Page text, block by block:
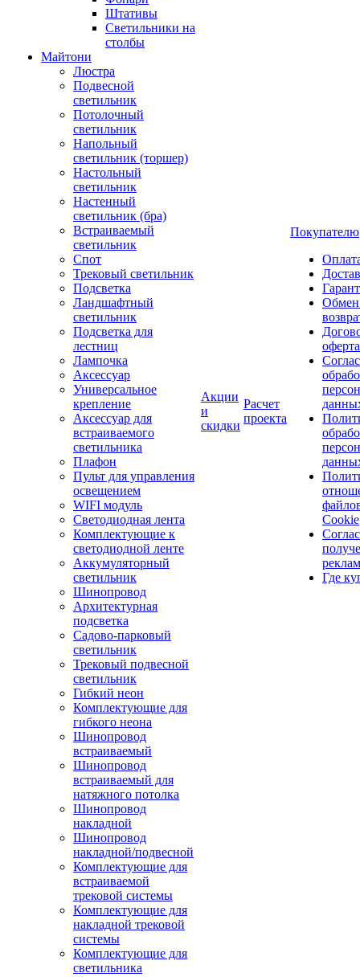
Штативы
Светильники на
столбы
Майтони
Люстра
Подвесной
светильник
Потолочный
светильник
Напольный
светильник (торшер)
Настольный
светильник
Настенный
светильник (бра)
Встраиваемый
светильник
Спот
Трековый светильник
Подсветка
Ландшафтный
светильник
Подсветка для
лестниц
Лампочка
Аксессуар
Универсальное
крепление
Аксессуар для
встраиваемого
светильника
Плафон
Пульт для управления
освещением
WIFI модуль
Светодиодная лента
Комплектующие к
светодиодной ленте
Аккумуляторный
светильник
Шинопровод
Архитектурная
подсветка
Садово-парковый
светильник
Трековый подвесной
светильник
Гибкий неон
Комплектующие для
гибкого неона
Шинопровод
встраиваемый
Шинопровод
встраиваемый для
натяжного потолка
Шинопровод
накладной
Шинопровод
накладной/подвесной
Комплектующие для
встраиваемой
трековой системы
Комплектующие для
накладной трековой
системы
Комплектующие для
светильника
Акции
и
скидки
Расчет
проекта
Покупателю
оферта
Cookie
Где